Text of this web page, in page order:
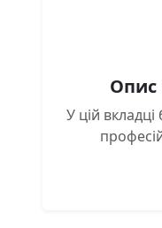
Опис
У цій